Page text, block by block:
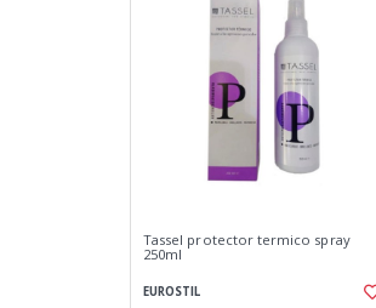
Tassel protector termico spray
250ml
EUROSTIL